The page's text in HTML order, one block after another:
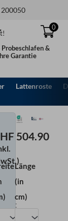
0
&
Garantie
Lattenroste
504.90
Länge
(in
cm)
Premium